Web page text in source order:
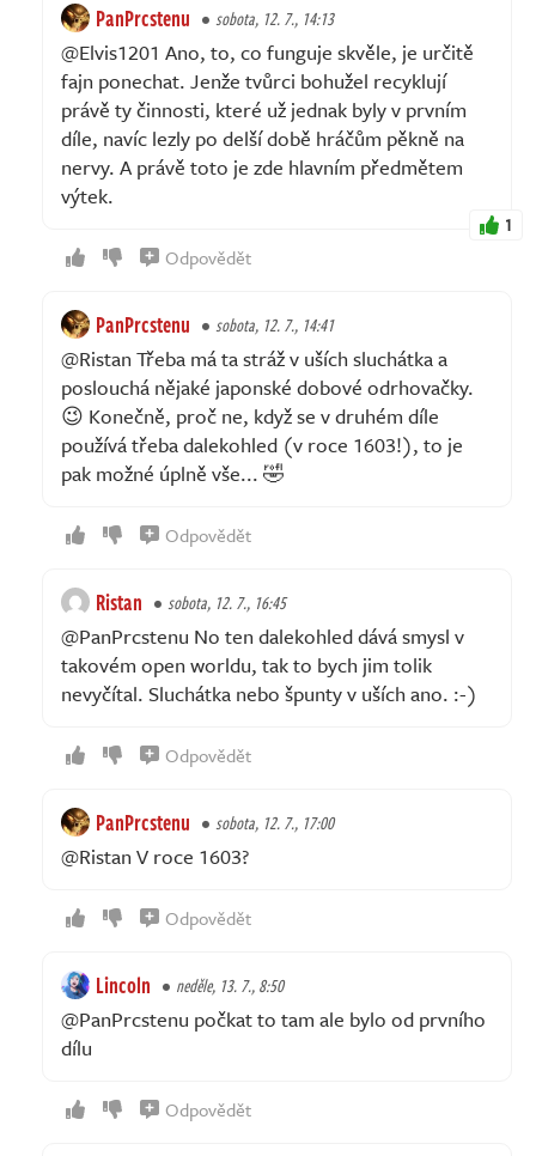
PanPrcstenu sobota, 12. 7., 14:13
@Elvis1201 Ano, to, co funguje skvěle, je určitě
fajn ponechat. Jenže tvůrci bohužel recyklují
právě ty činnosti, které už jednak byly v prvním
díle, navíc lezly po delší době hráčům pěkně na
nervy. A právě toto je zde hlavním předmětem
výtek.
1
Odpovědět
PanPrcstenu sobota, 12. 7., 14:41
@Ristan Třeba má ta stráž v uších sluchátka a
poslouchá nějaké japonské dobové odrhovačky.
😉 Konečně, proč ne, když se v druhém díle
používá třeba dalekohled (v roce 1603!), to je
pak možné úplně vše... 🤣
Odpovědět
Ristan sobota, 12. 7., 16:45
@PanPrcstenu No ten dalekohled dává smysl v
takovém open worldu, tak to bych jim tolik
nevyčítal. Sluchátka nebo špunty v uších ano. :-)
Odpovědět
PanPrcstenu sobota, 12. 7., 17:00
@Ristan V roce 1603?
Odpovědět
Lincoln neděle, 13. 7., 8:50
@PanPrcstenu počkat to tam ale bylo od prvního
dílu
Odpovědět